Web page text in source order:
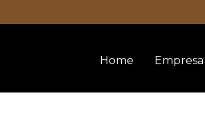
Home Empresa